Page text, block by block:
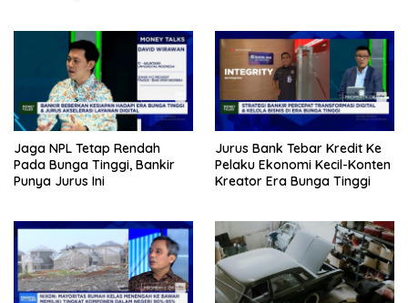
Jaga NPL Tetap Rendah
Pada Bunga Tinggi, Bankir
Punya Jurus Ini
Jurus Bank Tebar Kredit Ke
Pelaku Ekonomi Kecil-Konten
Kreator Era Bunga Tinggi